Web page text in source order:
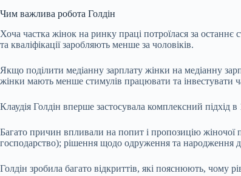
Чим важлива робота Голдін
Хоча частка жінок на ринку праці потроїлася за останнє
та кваліфікації заробляють менше за чоловіків.
Якщо поділити медіанну зарплату жінки на медіанну
жінки мають менше стимулів працювати та інвестувати
Клаудія Голдін вперше застосувала комплексний
Багато причин впливали на попит і пропозицію жіночої
господарство); рішення щодо одруження та народження
Голдін зробила багато відкриттів, які пояснюють, чому